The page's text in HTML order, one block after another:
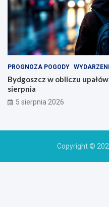
PROGNOZA POGODY
Bydgoszcz w obliczu
sierpnia
5 sierpnia 2026
Copyright ©